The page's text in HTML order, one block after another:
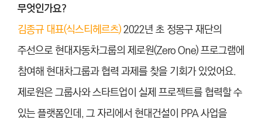
무엇인가요?
김종규 대표(식스티헤르츠)2022년 초 정몽구 재단의
주선으로 현대자동차그룹의 제로원(Zero One) 프로그램에
참여해 현대차그룹과 협력 과제를 찾을 기회가 있었어요.
제로원은 그룹사와 스타트업이 실제 프로젝트를 협력할 수
있는 플랫폼인데, 그 자리에서 현대건설이 PPA 사업을